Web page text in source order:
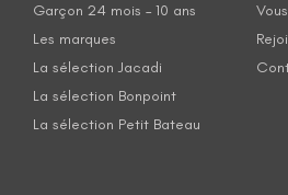
Garçon 24 mois – 10 ans
Les marques
La sélection Jacadi
La sélection Bonpoint
La sélection Petit Bateau